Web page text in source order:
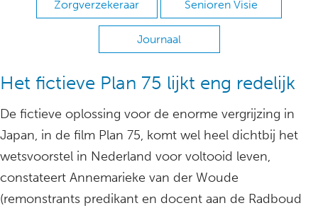
Zorgverzekeraar Senioren Visie
Journaal
Het fictieve Plan 75 lijkt eng redelijk
De fictieve oplossing voor de enorme vergrijzing in
Japan, in de film Plan 75, komt wel heel dichtbij het
wetsvoorstel in Nederland voor voltooid leven,
constateert Annemarieke van der Woude
(remonstrants predikant en docent aan de Radboud